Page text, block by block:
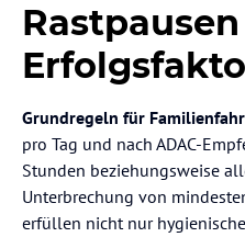
Grundregeln für
pro Tag und nach ADAC-
Stunden beziehungsweise
Unterbrechung von
erfüllen nicht nur